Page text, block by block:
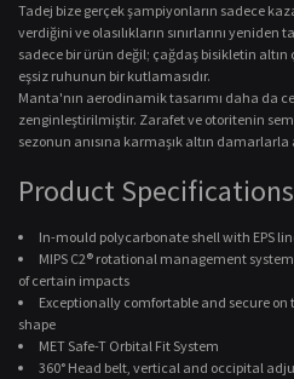
Tadej bize gerçek şampiyonların sadece
verdiğini ve olasılıkların sınırlarını yeniden
sadece bir ürün değil; çağdaş bisikletin altın
eşsiz ruhunun bir kutlamasıdır.
Manta'nın aerodinamik tasarımı daha da
zenginleştirilmiştir. Zarafet ve otoritenin
sezonun anısına karmaşık altın damarlarla
Product Specifications
In-mould polycarbonate shell with EPS
MIPS C2® rotational management
of certain impacts
Exceptionally comfortable and secure
shape
MET Safe-T Orbital Fit System
360° Head belt, vertical and occipital